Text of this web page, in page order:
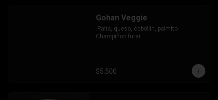
Gohan Veggie
-Palta, queso, cebollin, palmito
Champiñon furai.
$5.500